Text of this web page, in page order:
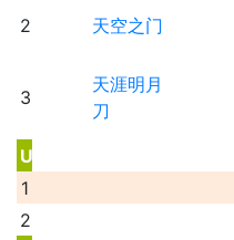
2 天空之门
3
天涯明月
刀
U
1
2